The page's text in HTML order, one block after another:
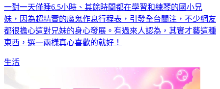
一對一天僅睡6.5小時、其餘時間都在學習和練琴的國小兄
妹，因為超精實的魔鬼作息行程表，引發全台關注，不少網友
都很擔心這對兄妹的身心發展。有過來人認為，其實才藝這種
東西，選一兩樣真心喜歡的就好！
生活